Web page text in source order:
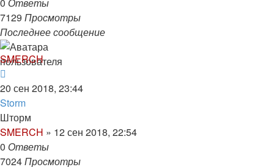
7129 Просмотры
Последнее сообщение
SMERCH
20 сен 2018, 23:44
Storm
Шторм
SMERCH » 12 сен 2018, 22:54
0 Ответы
7024Просмотры